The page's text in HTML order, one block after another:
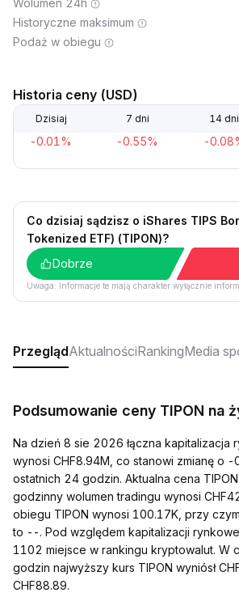
Wolumen 24h
Historyczne maksimum
Podaż w obiegu
Historia ceny (USD)
Dzisiaj 7 dni 14 dni
-0.01% -0.55% -
Co dzisiaj sądzisz o iShares TIPS
Tokenized ETF) (TIPON)?
Dobrze
Uwaga: Informacje te mają charakter wyłącznie
PrzeglądAktualnościRankingMedia
Podsumowanie ceny TIPON na
Na dzień 8 sie 2026 łączna kapitalizacja
wynosi CHF8.94M, co stanowi zmianę o -
ostatnich 24 godzin. Aktualna cena
godzinny wolumen tradingu wynosi
obiegu TIPON wynosi 100.17K, przy
to --. Pod względem kapitalizacji
1102 miejsce w rankingu kryptowalut. W
godzin najwyższy kurs TIPON wyniósł
CHF88.89.